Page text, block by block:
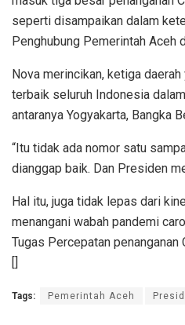
seperti disampaikan dalam
Penghubung Pemerintah Aceh
Nova merincikan, ketiga
terbaik seluruh Indonesia
antaranya Yogyakarta, Bangka
“Itu tidak ada nomor satu
dianggap baik. Dan Presiden
Hal itu, juga tidak lepas dari
menangani wabah pandemi
Tugas Percepatan
[]
Tags: Pemerintah Aceh